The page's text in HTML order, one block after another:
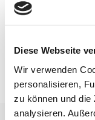
Diese Webseite
Wir verwenden
personalisieren,
zu können und die
analysieren.
entlegene
Fragen Sie am